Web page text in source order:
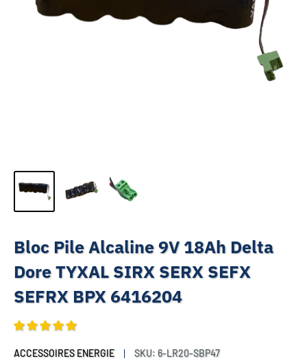
Bloc Pile Alcaline 9V 18Ah Delta
Dore TYXAL SIRX SERX SEFX
SEFRX BPX 6416204
ACCESSOIRES ENERGIE SKU: 6-LR20-SBP47